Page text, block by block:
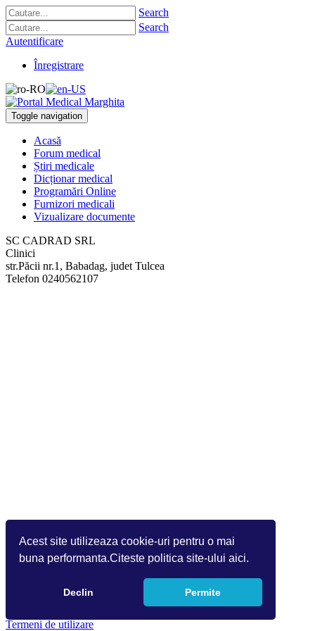
Acest site utilizeaza cookie-uri pentru o mai
buna performanta.Citeste politica site-ului aici.
Declin Permite
Search
Search
Autentificare
Înregistrare
Toggle navigation
Acasă
Forum medical
Știri medicale
Dicționar medical
Programări Online
Furnizori medicali
Vizualizare documente
SC CADRAD SRL
Clinici
str.Păcii nr.1 , Babadag, judet Tulcea
Telefon 0240562107
Termeni de utilizare